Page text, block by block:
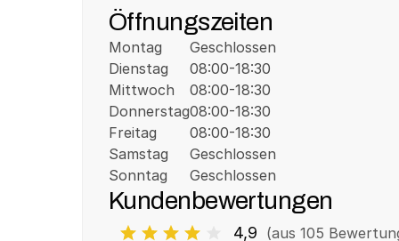
Öffnungszeiten
Montag
Dienstag
Mittwoch
Donnerstag
Freitag
Samstag
Sonntag
Geschlossen
08:00-18:30
08:00-18:30
08:00-18:30
08:00-18:30
Geschlossen
Geschlossen
Kundenbewertungen
4,9 (aus 105